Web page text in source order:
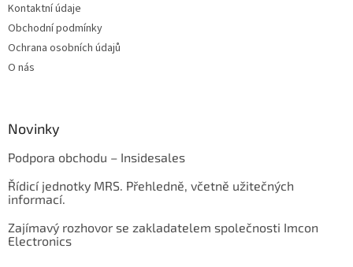
Kontaktní údaje
Obchodní podmínky
Ochrana osobních údajů
O nás
Novinky
Podpora obchodu – Insidesales
Řídicí jednotky MRS. Přehledně, včetně užitečných
informací.
Zajímavý rozhovor se zakladatelem společnosti Imcon
Electronics